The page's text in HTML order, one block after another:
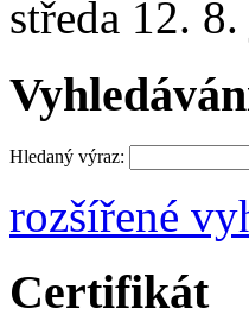
středa 12. 8.
Hledaný výraz:
rozšířené
Certifikát